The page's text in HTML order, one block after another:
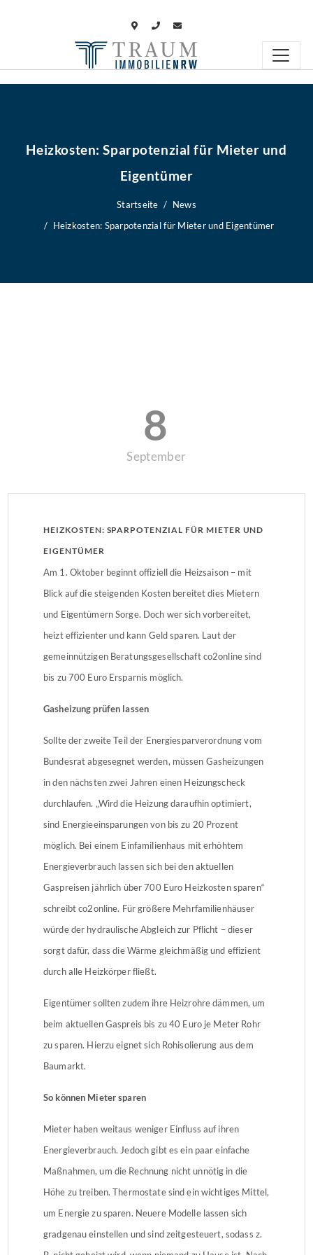
Heizkosten: Sparpotenzial für Mieter und
Eigentümer
Startseite
News
Heizkosten: Sparpotenzial für Mieter und Eigentümer
8
September
HEIZKOSTEN: SPARPOTENZIAL FÜR MIETER UND
EIGENTÜMER
Am 1. Oktober beginnt offiziell die Heizsaison – mit
Blick auf die steigenden Kosten bereitet dies Mietern
und Eigentümern Sorge. Doch wer sich vorbereitet,
heizt effizienter und kann Geld sparen. Laut der
gemeinnützigen Beratungsgesellschaft co2online sind
bis zu 700 Euro Ersparnis möglich.
Gasheizung prüfen lassen
Sollte der zweite Teil der Energiesparverordnung vom
Bundesrat abgesegnet werden, müssen Gasheizungen
in den nächsten zwei Jahren einen Heizungscheck
durchlaufen. „Wird die Heizung daraufhin optimiert,
sind Energieeinsparungen von bis zu 20 Prozent
möglich. Bei einem Einfamilienhaus mit erhöhtem
Energieverbrauch lassen sich bei den aktuellen
Gaspreisen jährlich über 700 Euro Heizkosten sparen“
schreibt co2online. Für größere Mehrfamilienhäuser
würde der hydraulische Abgleich zur Pflicht – dieser
sorgt dafür, dass die Wärme gleichmäßig und effizient
durch alle Heizkörper fließt.
Eigentümer sollten zudem ihre Heizrohre dämmen, um
beim aktuellen Gaspreis bis zu 40 Euro je Meter Rohr
zu sparen. Hierzu eignet sich Rohisolierung aus dem
Baumarkt.
So können Mieter sparen
Mieter haben weitaus weniger Einfluss auf ihren
Energieverbrauch. Jedoch gibt es ein paar einfache
Maßnahmen, um die Rechnung nicht unnötig in die
Höhe zu treiben. Thermostate sind ein wichtiges Mittel,
um Energie zu sparen. Neuere Modelle lassen sich
gradgenau einstellen und sind zeitgesteuert, sodass z.